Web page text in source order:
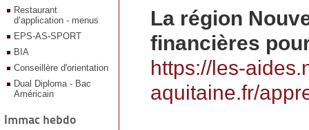
Restaurant
d’application - menus
EPS-AS-SPORT
BIA
Conseillère d'orientation
Dual Diploma - Bac
Américain
Immac hebdo
La région
financières
https://les-
aquitaine.fr/